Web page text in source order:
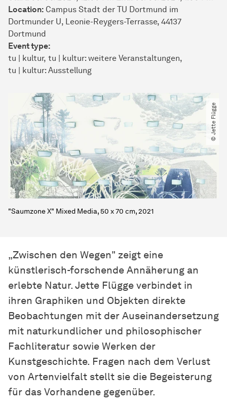
Location: Campus Stadt der TU Dortmund im
Dortmunder U, Leonie-Reygers-Terrasse, 44137
Dortmund
Event type:
tu | kultur tu | kultur: weitere Veranstaltungen
tu | kultur: Ausstellung
© Jette Flügge
"Saumzone X" Mixed Media, 50 x 70 cm, 2021
„Zwischen den Wegen" zeigt eine
künstlerisch-forschende Annäherung an
erlebte Natur. Jette Flügge verbindet in
ihren Graphiken und Objekten direkte
Beobachtungen mit der Auseinandersetzung
mit naturkundlicher und philosophischer
Fachliteratur sowie Werken der
Kunstgeschichte. Fragen nach dem Verlust
von Artenvielfalt stellt sie die Begeisterung
für das Vorhandene gegenüber.